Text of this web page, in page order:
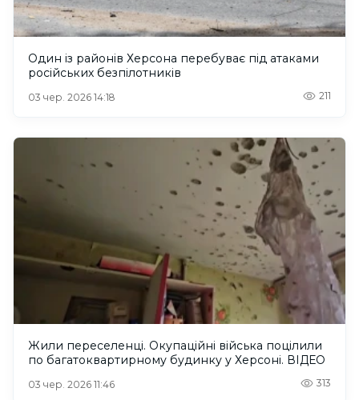
Один із районів Херсона перебуває під атаками
російських безпілотників
03 чер. 2026 14:18 211
Жили переселенці. Окупаційні війська поцілили
по багатоквартирному будинку у Херсоні. ВІДЕО
03 чер. 2026 11:46 313